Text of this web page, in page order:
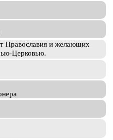
Православия и желающих
Церковью.